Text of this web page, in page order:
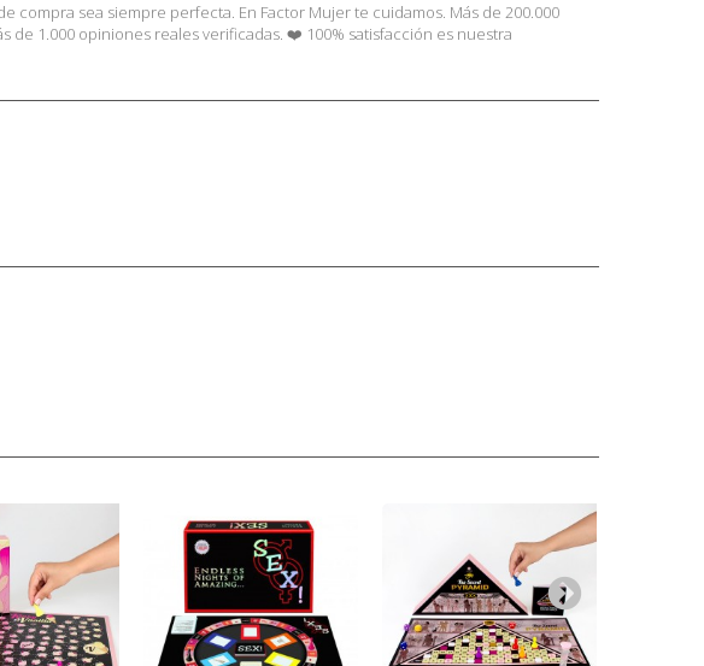
compra sea siempre perfecta. En Factor Mujer te cuidamos. Más de 200.000
de 1.000 opiniones reales verificadas. ❤️ 100% satisfacción es nuestra